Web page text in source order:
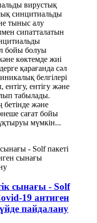
вирустық
синцитиальды
тыныс алу
сипатталатын
бойы болуы
көктемде жиі
қарағанда сәл
белгілері
ентігу және
табылады.
бетінде және
сағат бойы
мүмкін...
сынағы - Solf
19 антиген
пайдалану